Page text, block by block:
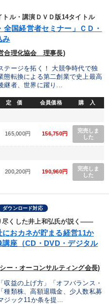
を身につける
・映像
強化したい
財務・数字力の向上
多角化・新規事業
ーワード」を更新いただけます。
refresh 更新する
）からお探しいただけます
トル・講演ＤＶＤ版14タイトル
全国経営者セミナー」ＣＤ・
み
合理化協会 理事長)
テージを拓く！ 大競争時代で独
態転換による第二創業で史上最高
継者、世界に躍り...
定 価 会員価格 購 入
165,000円 156,750円
完売しま
した
200,200円 190,960円
完売しま
した
ダウンロード対応
尽くした井上和弘氏が説く――
おカネが貯まる経営11か
講座（CD・DVD・デジタル
ー・オーコンサルティング会長)
益の上げ方」「オフバランス・
種類株、高額退職金、少人数私募
ック11か条を提...